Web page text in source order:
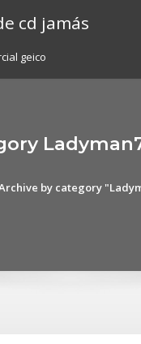
cd jamás
geico
by category